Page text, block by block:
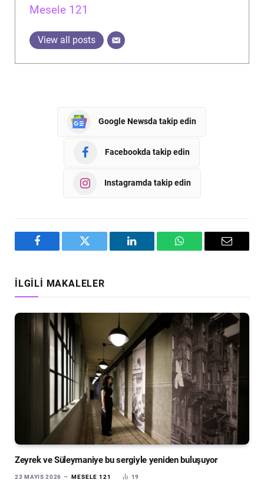
Mesele 121
View all posts
Google Newsda takip edin
Facebookda takip edin
Instagramda takip edin
Facebook Twitter LinkedIn WhatsAppEmail
İLGILI MAKALELER
Zeyrek ve Süleymaniye bu sergiyle yeniden buluşuyor
23 MAYIS 2026 MESELE 121 19